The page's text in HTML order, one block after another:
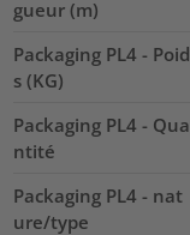
gueur (m)
Packaging PL4 - Poid
s (KG)
Packaging PL4 - Qua
ntité
Packaging PL4 - nat
ure/type